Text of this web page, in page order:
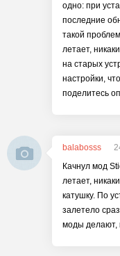
одно: при
последние
такой
летает,
на старых
настройки,
поделитесь
balabosss
Качнул мод
летает,
катушку. По
залетело
моды делают,